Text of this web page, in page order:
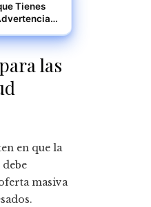
Tienes
las
en que la
masiva